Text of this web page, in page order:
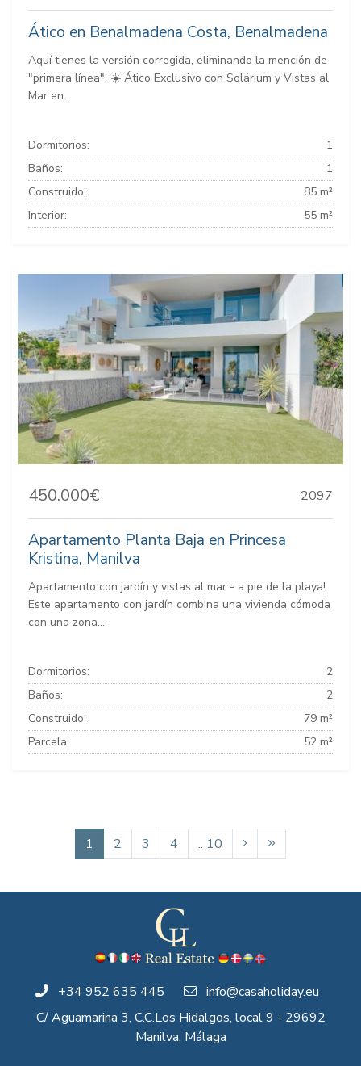
Ático en Benalmadena Costa, Benalmadena
Aquí tienes la versión corregida, eliminando la mención de
"primera línea": ☀️ Ático Exclusivo con Solárium y Vistas al
Mar en...
Dormitorios:
1
Baños:
1
Construido:
85 m²
Interior:
55 m²
450.000€ 2097
Apartamento Planta Baja en Princesa
Kristina, Manilva
Apartamento con jardín y vistas al mar - a pie de la playa!
Este apartamento con jardín combina una vivienda cómoda
con una zona...
Dormitorios:
2
Baños:
2
Construido:
79 m²
Parcela:
52 m²
1 2 3 4 .. 10
+34 952 635 445
info@casaholiday.eu
C/ Aguamarina 3, C.C.Los Hidalgos, local 9 - 29692
Manilva, Málaga